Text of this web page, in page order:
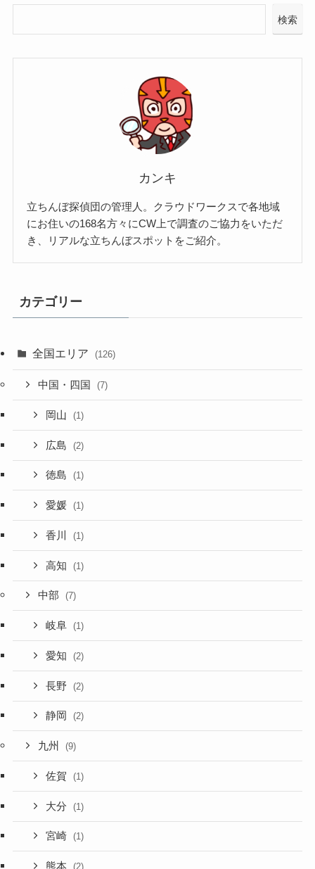
検索
カンキ
立ちんぼ探偵団の管理人。クラウドワークスで各地域
にお住いの168名方々にCW上で調査のご協力をいただ
き、リアルな立ちんぼスポットをご紹介。
カテゴリー
全国エリア (126)
中国・四国 (7)
岡山 (1)
広島 (2)
徳島 (1)
愛媛 (1)
香川 (1)
高知 (1)
中部 (7)
岐阜 (1)
愛知 (2)
長野 (2)
静岡 (2)
九州 (9)
佐賀 (1)
大分 (1)
宮崎 (1)
熊本 (2)